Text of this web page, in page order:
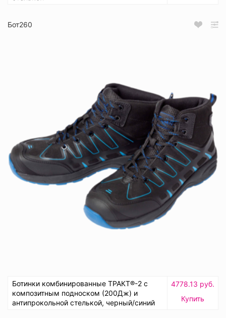
Бот260
Ботинки комбинированные ТРАКТ®-2 с
композитным подноском (200Дж) и
антипрокольной стелькой, черный/синий
4778.13 руб.
Купить